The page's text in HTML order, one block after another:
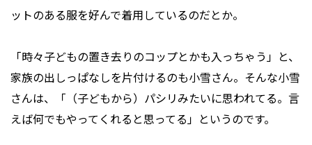
ットのある服を好んで着用しているのだとか。
「時々子どもの置き去りのコップとかも入っちゃう」と、
家族の出しっぱなしを片付けるのも小雪さん。そんな小雪
さんは、「（子どもから）パシリみたいに思われてる。言
えば何でもやってくれると思ってる」というのです。